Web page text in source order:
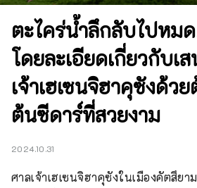
ตะไคร่น้ำลึกลับไปหม
โดยละเอียดเกี่ยวกับเ
เจ้าเฮเซนจิฮาคุซังด้ว
ต้นซีดาร์ที่สวยงาม
2024.10.31
ศาลเจ้าเฮเซนจิฮาคุซังในเมืองคัตสึย